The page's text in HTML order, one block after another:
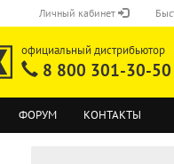
Личный кабинет
официальный дистрибьютор
8 800 301-30-50
ФОРУМ КОНТАКТЫ